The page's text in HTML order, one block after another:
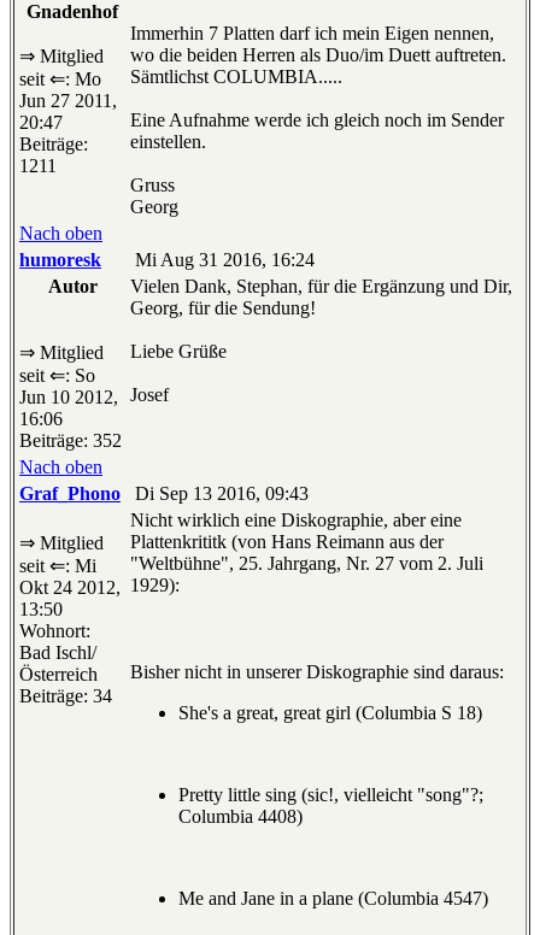
Gnadenhof
⇒ Mitglied
seit ⇐: Mo
Jun 27 2011,
20:47
Beiträge:
1211
Immerhin 7 Platten darf ich mein Eigen nennen,
wo die beiden Herren als Duo/im Duett auftreten.
Sämtlichst COLUMBIA.....
Eine Aufnahme werde ich gleich noch im Sender
einstellen.
Gruss
Georg
Nach oben
humoresk
Mi Aug 31 2016, 16:24
Autor
⇒ Mitglied
seit ⇐: So
Jun 10 2012,
16:06
Beiträge: 352
Vielen Dank, Stephan, für die Ergänzung und Dir,
Georg, für die Sendung!
Liebe Grüße
Josef
Nach oben
Graf_Phono
Di Sep 13 2016, 09:43
⇒ Mitglied
seit ⇐: Mi
Okt 24 2012,
13:50
Wohnort:
Bad Ischl/
Österreich
Beiträge: 34
Nicht wirklich eine Diskographie, aber eine
Plattenkrititk (von Hans Reimann aus der
"Weltbühne", 25. Jahrgang, Nr. 27 vom 2. Juli
1929):
Bisher nicht in unserer Diskographie sind daraus:
She's a great, great girl (Columbia S 18)
Pretty little sing (sic!, vielleicht "song"?;
Columbia 4408)
Me and Jane in a plane (Columbia 4547)